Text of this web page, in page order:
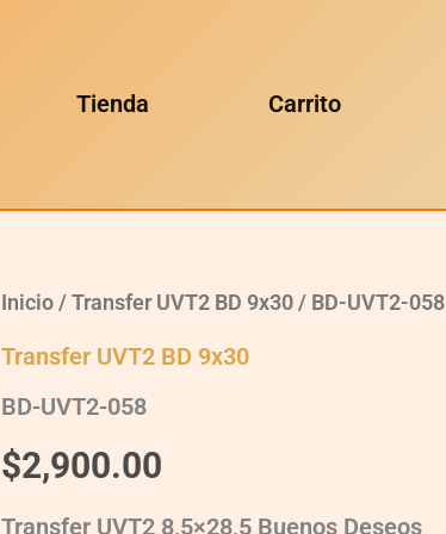
Tienda Carrito
Inicio/Transfer UVT2 BD 9x30/ BD-UVT2-058
Transfer UVT2 BD 9x30
BD-UVT2-058
$2,900.00
Transfer UVT2 8,5×28,5 Buenos Deseos
BD-
quantity